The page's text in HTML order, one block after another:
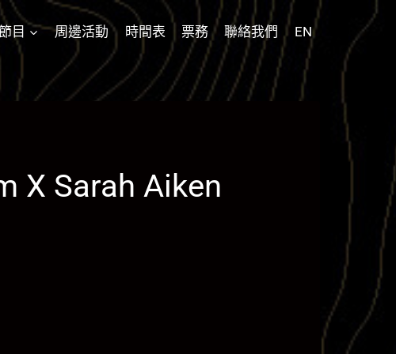
節目 周邊活動 時間表 票務 聯絡我們 EN
X Sarah Aiken